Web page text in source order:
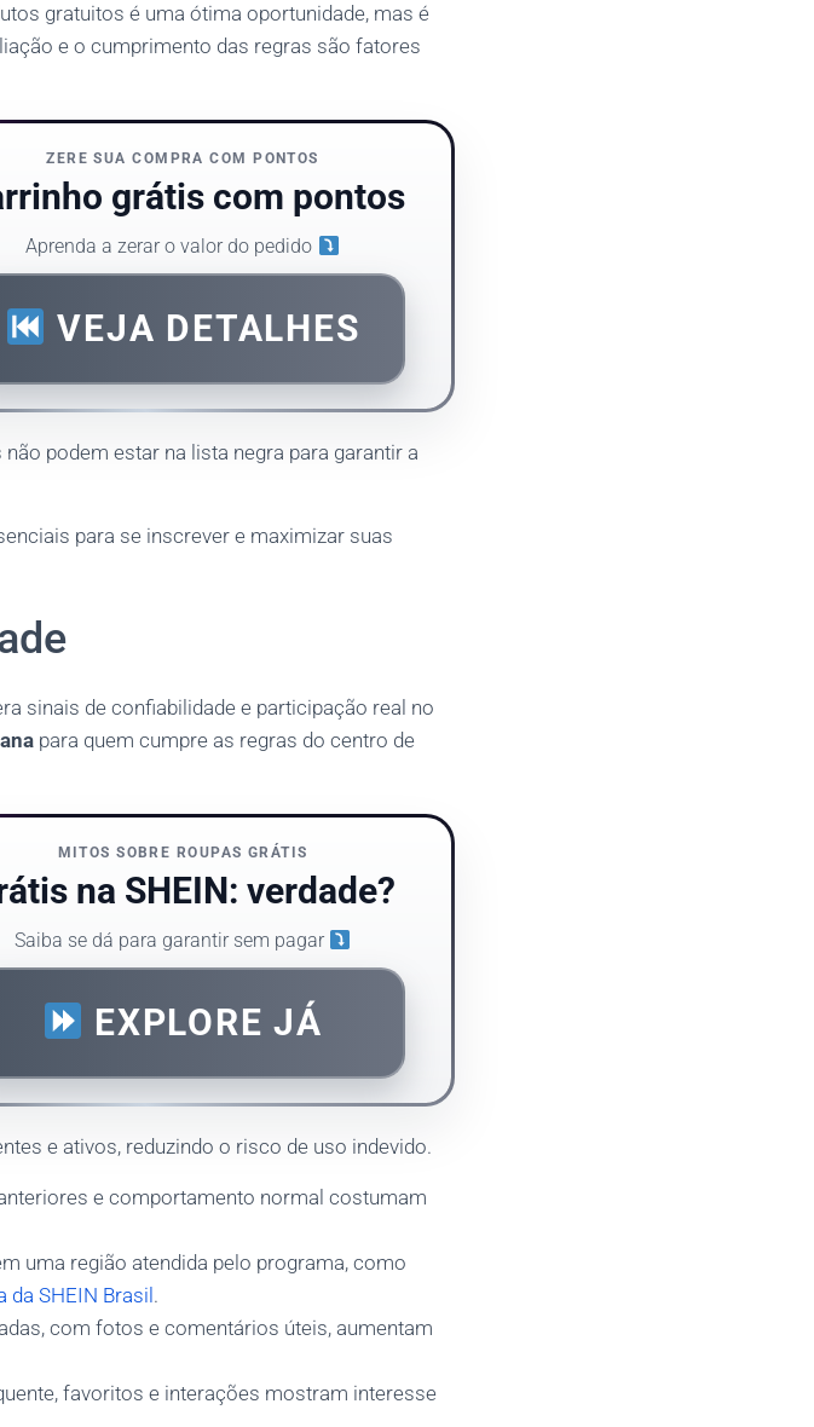
gratuitos é uma ótima oportunidade, mas é
e o cumprimento das regras são fatores
ZERE SUA COMPRA COM PONTOS
grátis com pontos
Aprenda a zerar o valor do pedido
VEJA DETALHES
podem estar na lista negra para garantir a
para se inscrever e maximizar suas
sinais de confiabilidade e participação real no
para quem cumpre as regras do centro de
MITOS SOBRE ROUPAS GRÁTIS
na SHEIN: verdade?
Saiba se dá para garantir sem pagar
EXPLORE JÁ
e ativos, reduzindo o risco de uso indevido.
e comportamento normal costumam
uma região atendida pelo programa, como
da SHEIN Brasil .
com fotos e comentários úteis, aumentam
favoritos e interações mostram interesse